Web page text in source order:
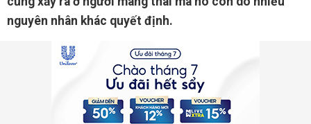
nguyên nhân khác quyết định.